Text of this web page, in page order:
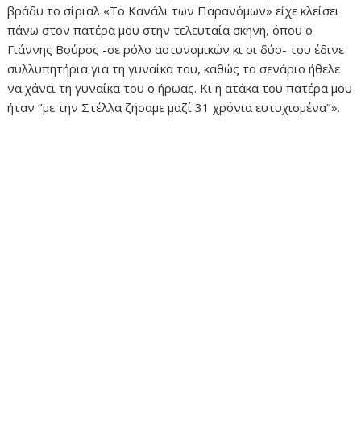
βράδυ το σίριαλ «Το Κανάλι των Παρανόμων» είχε κλείσει
πάνω στον πατέρα μου στην τελευταία σκηνή, όπου ο
Γιάννης Βούρος -σε ρόλο αστυνομικών κι οι δύο- του έδινε
συλλυπητήρια για τη γυναίκα του, καθώς το σενάριο ήθελε
να χάνει τη γυναίκα του ο ήρωας. Κι η ατάκα του πατέρα μου
ήταν ‘’με την Στέλλα ζήσαμε μαζί 31 χρόνια ευτυχισμένα’’».